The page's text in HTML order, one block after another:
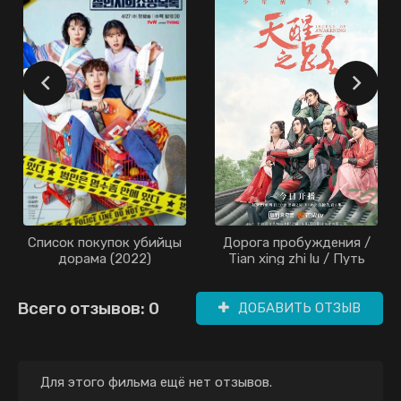
Список покупок убийцы
дорама (2022)
Дорога пробуждения /
Tian xing zhi lu / Путь
Предание о
пробуждении / Legend
of Awakening / The Road
Всего отзывов: 0 ДОБАВИТЬ ОТЗЫВ
Для этого фильма ещё нет отзывов.